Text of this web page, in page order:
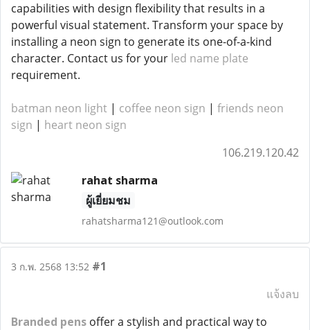
capabilities with design flexibility that results in a
powerful visual statement. Transform your space by
installing a neon sign to generate its one-of-a-kind
character. Contact us for your led name plate
requirement.
batman neon light | coffee neon sign | friends neon
sign | heart neon sign
106.219.120.42
rahat sharma
ผู้เยี่ยมชม
rahatsharma121@outlook.com
3 ก.พ. 2568 13:52 #1
แจ้งลบ
Branded pens offer a stylish and practical way to